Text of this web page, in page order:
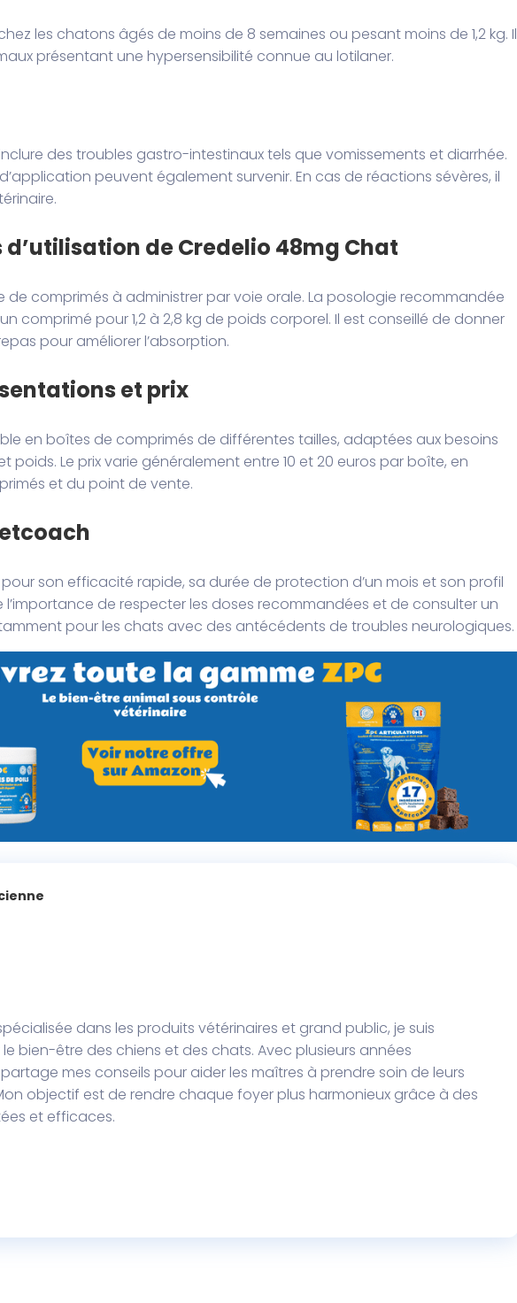
les chatons âgés de moins de 8 semaines ou pesant moins de 1,2 kg. Il
présentant une hypersensibilité connue au lotilaner.
des troubles gastro-intestinaux tels que vomissements et diarrhée.
peuvent également survenir. En cas de réactions sévères, il
de Credelio 48mg Chat
de comprimés à administrer par voie orale. La posologie recommandée
comprimé pour 1,2 à 2,8 kg de poids corporel. Il est conseillé de donner
pour améliorer l’absorption.
et prix
en boîtes de comprimés de différentes tailles, adaptées aux besoins
poids. Le prix varie généralement entre 10 et 20 euros par boîte, en
et du point de vente.
son efficacité rapide, sa durée de protection d’un mois et son profil
l’importance de respecter les doses recommandées et de consulter un
pour les chats avec des antécédents de troubles neurologiques.
dans les produits vétérinaires et grand public, je suis
bien-être des chiens et des chats. Avec plusieurs années
mes conseils pour aider les maîtres à prendre soin de leurs
objectif est de rendre chaque foyer plus harmonieux grâce à des
et efficaces.